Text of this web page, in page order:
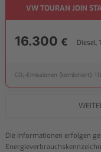
VW TOURAN JOIN
16.300 € Diesel,
CO₂-Emissionen (kombiniert):
Die Informationen erfolgen